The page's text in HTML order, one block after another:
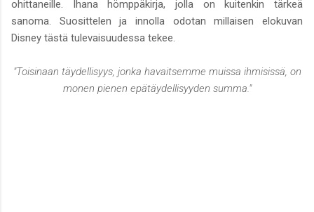
ohittaneille. Ihana hömppäkirja, jolla on kuitenkin tärkeä
sanoma. Suosittelen ja innolla odotan millaisen elokuvan
Disney tästä tulevaisuudessa tekee.
"Toisinaan täydellisyys, jonka havaitsemme muissa ihmisissä, on
monen pienen epätäydellisyyden summa."